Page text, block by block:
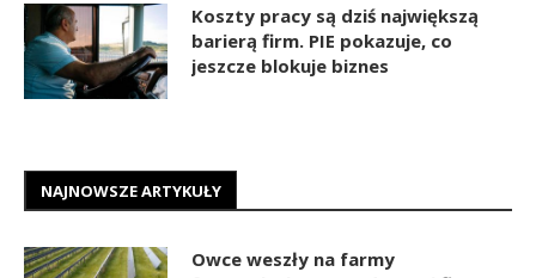
Koszty pracy są dziś największą
barierą firm. PIE pokazuje, co
jeszcze blokuje biznes
NAJNOWSZE ARTYKUŁY
Owce weszły na farmy